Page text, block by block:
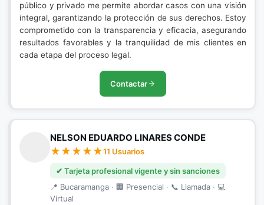
público y privado me permite abordar casos con una visión
integral, garantizando la protección de sus derechos. Estoy
comprometido con la transparencia y eficacia, asegurando
resultados favorables y la tranquilidad de mis clientes en
cada etapa del proceso legal.
Contactar
NELSON EDUARDO LINARES CONDE
11 Usuarios
✔ Tarjeta profesional vigente y sin sanciones
📍 Bucaramanga · 🏢 Presencial · 📞 Llamada · 💻
Virtual